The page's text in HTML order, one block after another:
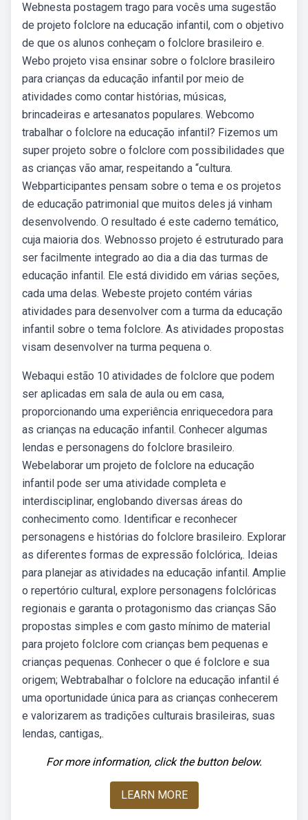
Webnesta postagem trago para vocês uma sugestão
de projeto folclore na educação infantil, com o objetivo
de que os alunos conheçam o folclore brasileiro e.
Webo projeto visa ensinar sobre o folclore brasileiro
para crianças da educação infantil por meio de
atividades como contar histórias, músicas,
brincadeiras e artesanatos populares. Webcomo
trabalhar o folclore na educação infantil? Fizemos um
super projeto sobre o folclore com possibilidades que
as crianças vão amar, respeitando a “cultura.
Webparticipantes pensam sobre o tema e os projetos
de educação patrimonial que muitos deles já vinham
desenvolvendo. O resultado é este caderno temático,
cuja maioria dos. Webnosso projeto é estruturado para
ser facilmente integrado ao dia a dia das turmas de
educação infantil. Ele está dividido em várias seções,
cada uma delas. Webeste projeto contém várias
atividades para desenvolver com a turma da educação
infantil sobre o tema folclore. As atividades propostas
visam desenvolver na turma pequena o.
Webaqui estão 10 atividades de folclore que podem
ser aplicadas em sala de aula ou em casa,
proporcionando uma experiência enriquecedora para
as crianças na educação infantil. Conhecer algumas
lendas e personagens do folclore brasileiro.
Webelaborar um projeto de folclore na educação
infantil pode ser uma atividade completa e
interdisciplinar, englobando diversas áreas do
conhecimento como. Identificar e reconhecer
personagens e histórias do folclore brasileiro. Explorar
as diferentes formas de expressão folclórica,. Ideias
para planejar as atividades na educação infantil. Amplie
o repertório cultural, explore personagens folclóricas
regionais e garanta o protagonismo das crianças São
propostas simples e com gasto mínimo de material
para projeto folclore com crianças bem pequenas e
crianças pequenas. Conhecer o que é folclore e sua
origem; Webtrabalhar o folclore na educação infantil é
uma oportunidade única para as crianças conhecerem
e valorizarem as tradições culturais brasileiras, suas
lendas, cantigas,.
For more information, click the button below.
LEARN MORE